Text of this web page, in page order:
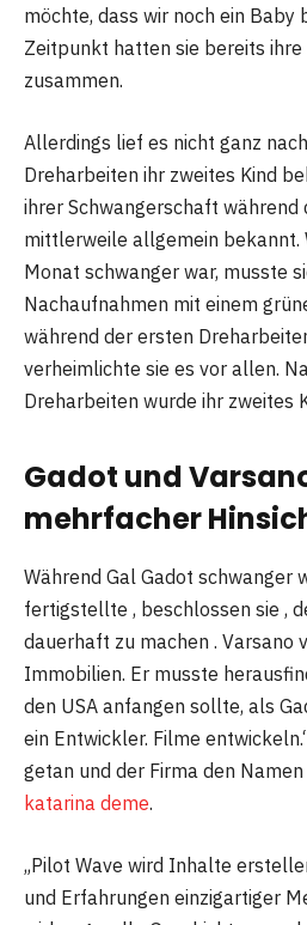
möchte, dass wir noch ein Baby
Zeitpunkt hatten sie bereits
zusammen.
Allerdings lief es nicht ganz
Dreharbeiten ihr zweites Kind
ihrer Schwangerschaft während
mittlerweile allgemein bekannt.
Monat schwanger war, musste
Nachaufnahmen mit einem
während der ersten
verheimlichte sie es vor allen.
Dreharbeiten wurde ihr zweites
Gadot und
mehrfacher
Während Gal Gadot schwanger
fertigstellte , beschlossen sie ,
dauerhaft zu machen . Varsano
Immobilien. Er musste
den USA anfangen sollte, als
ein Entwickler. Filme
getan und der Firma den
katarina deme.
„Pilot Wave wird Inhalte
und Erfahrungen einzigartiger